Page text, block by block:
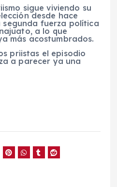
sigue viviendo su
desde hace
segunda fuerza política
a lo que
más acostumbrados.
priistas el episodio
a parecer ya una